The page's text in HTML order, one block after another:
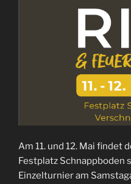
Am 11. und 12. Mai findet
Festplatz Schnappboden
Einzelturnier am